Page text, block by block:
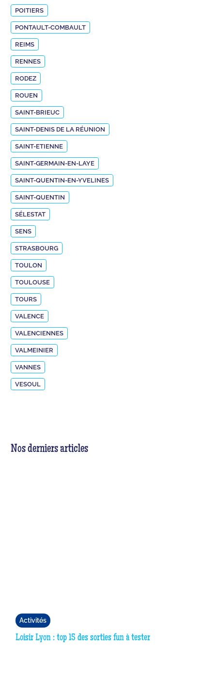
POITIERS
PONTAULT-COMBAULT
REIMS
RENNES
RODEZ
ROUEN
SAINT-BRIEUC
SAINT-DENIS DE LA RÉUNION
SAINT-ETIENNE
SAINT-GERMAIN-EN-LAYE
SAINT-QUENTIN-EN-YVELINES
SAINT-QUENTIN
SÉLESTAT
SENS
STRASBOURG
TOULON
TOULOUSE
TOURS
VALENCE
VALENCIENNES
VALMEINIER
VANNES
VESOUL
Nos derniers articles
Activités
Loisir Lyon : top 15 des sorties fun à tester